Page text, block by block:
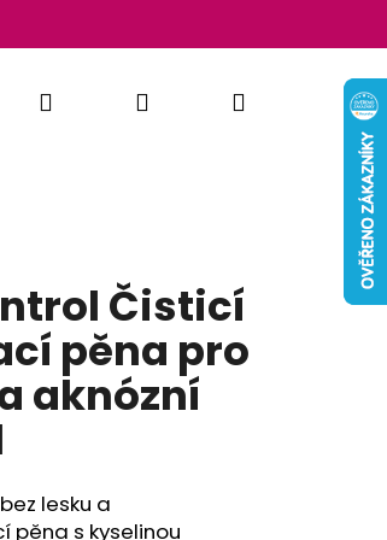
Pomůcky Nábytek
Hledat PřihlášeníNákupní
Čisticí
pěna pro
aknózní
lesku a
pěna s kyselinou